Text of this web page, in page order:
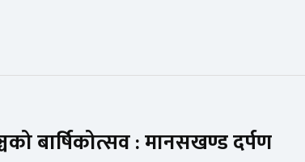
बार्षिकोत्सव : मानसखण्ड दर्पण